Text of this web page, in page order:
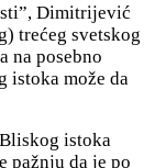
Dimitrijević
trećeg svetskog
na posebno
istoka može da
istoka
pažnju da je po